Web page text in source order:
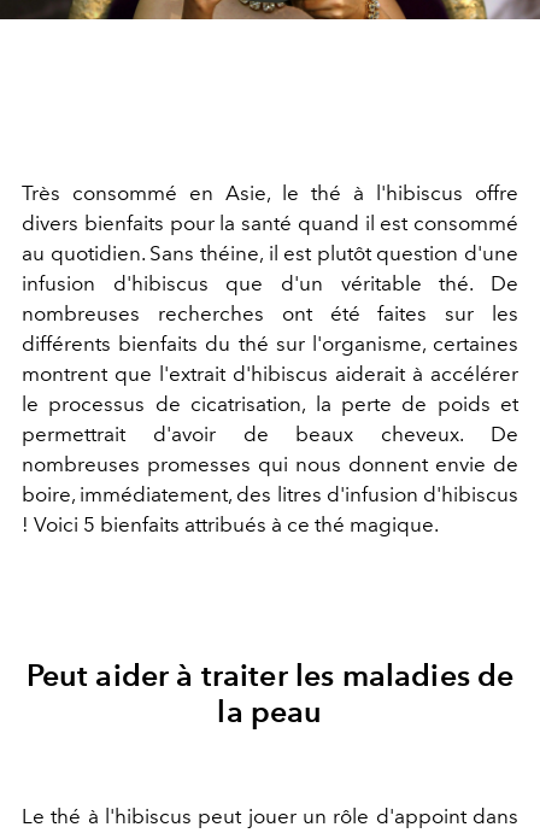
Très consommé en Asie, le thé à l'hibiscus offre
divers bienfaits pour la santé quand il est consommé
au quotidien. Sans théine, il est plutôt question d'une
infusion d'hibiscus que d'un véritable thé. De
nombreuses recherches ont été faites sur les
différents bienfaits du thé sur l'organisme, certaines
montrent que l'extrait d'hibiscus aiderait à accélérer
le processus de cicatrisation, la perte de poids et
permettrait d'avoir de beaux cheveux. De
nombreuses promesses qui nous donnent envie de
boire, immédiatement, des litres d'infusion d'hibiscus
! Voici 5 bienfaits attribués à ce thé magique.
Peut aider à traiter les maladies de
la peau
Le thé à l'hibiscus peut jouer un rôle d'appoint dans